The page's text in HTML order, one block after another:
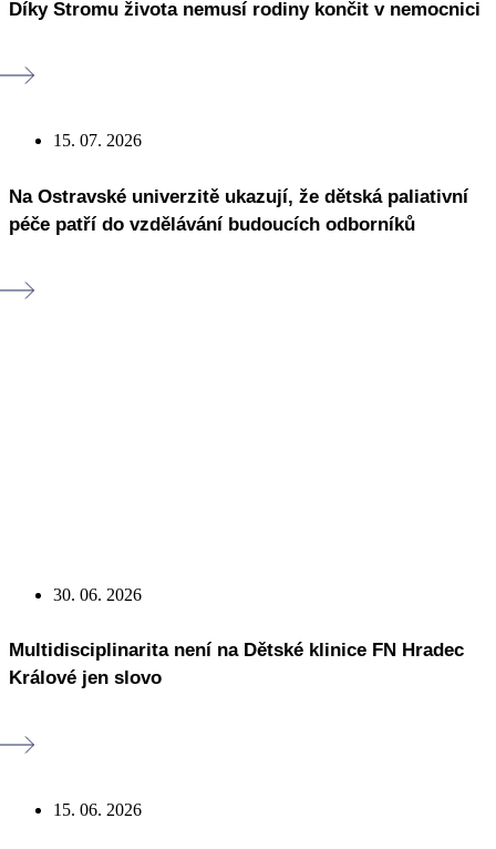
Díky Stromu života nemusí rodiny končit v nemocnici
15. 07. 2026
Na Ostravské univerzitě ukazují, že dětská paliativní
péče patří do vzdělávání budoucích odborníků
30. 06. 2026
Multidisciplinarita není na Dětské klinice FN Hradec
Králové jen slovo
15. 06. 2026